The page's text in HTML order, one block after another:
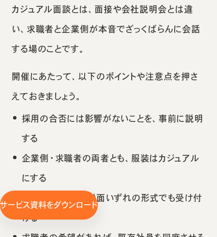
サービス資料をダウンロード
カジュアル面談とは、面接や会社説明会とは違
い、求職者と企業側が本音でざっくばらんに会話
する場のことです。
開催にあたって、以下のポイントや注意点を押さ
えておきましょう。
採用の合否には影響がないことを、事前に説明
する
企業側・求職者の両者とも、服装はカジュアル
にする
オンラインまたは対面いずれの形式でも受け付
ける